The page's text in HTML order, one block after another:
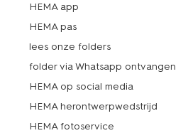
HEMA app
HEMA pas
lees onze folders
folder via Whatsapp ontvangen
HEMA op social media
HEMA herontwerpwedstrijd
HEMA fotoservice